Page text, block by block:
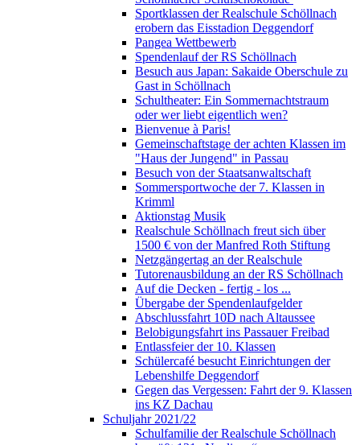
Sportklassen der Realschule Schöllnach
erobern das Eisstadion Deggendorf
Pangea Wettbewerb
Spendenlauf der RS Schöllnach
Besuch aus Japan: Sakaide Oberschule zu
Gast in Schöllnach
Schultheater: Ein Sommernachtstraum
oder wer liebt eigentlich wen?
Bienvenue à Paris!
Gemeinschaftstage der achten Klassen im
"Haus der Jungend" in Passau
Besuch von der Staatsanwaltschaft
Sommersportwoche der 7. Klassen in
Krimml
Aktionstag Musik
Realschule Schöllnach freut sich über
1500 € von der Manfred Roth Stiftung
Netzgängertag an der Realschule
Tutorenausbildung an der RS Schöllnach
Auf die Decken - fertig - los ...
Übergabe der Spendenlaufgelder
Abschlussfahrt 10D nach Altaussee
Belobigungsfahrt ins Passauer Freibad
Entlassfeier der 10. Klassen
Schülercafé besucht Einrichtungen der
Lebenshilfe Deggendorf
Gegen das Vergessen: Fahrt der 9. Klassen
ins KZ Dachau
Schuljahr 2021/22
Schulfamilie der Realschule Schöllnach